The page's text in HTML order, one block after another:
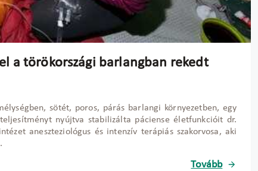
a törökországi barlangban rekedt
sötét, poros, párás barlangi környezetben, egy
nyújtva stabilizálta páciense életfunkcióit dr.
aneszteziológus és intenzív terápiás szakorvosa, aki
Tovább